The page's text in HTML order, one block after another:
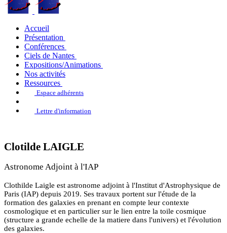
Accueil
Présentation
Conférences
Ciels de Nantes
Expositions/Animations
Nos activités
Ressources
Espace adhérents
Lettre d'information
Clotilde LAIGLE
Astronome Adjoint à l'IAP
Clothilde Laigle est astronome adjoint à l'Institut d'Astrophysique de
Paris (IAP) depuis 2019. Ses travaux portent sur l'étude de la
formation des galaxies en prenant en compte leur contexte
cosmologique et en particulier sur le lien entre la toile cosmique
(structure a grande echelle de la matiere dans l'univers) et l'évolution
des galaxies.